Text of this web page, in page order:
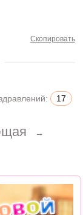
Скопировать
17
→